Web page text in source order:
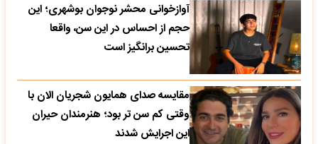
آوازخوانی محشر نوجوان بوشهری؛ این
حجم از احساس در این سن، واقعا
تحسین‌ برانگیز است
مقایسه صدای همایون شجریان الان با
وقتی کم سن تر بود؛ هنرمندان حیران
این اجرایش شدند